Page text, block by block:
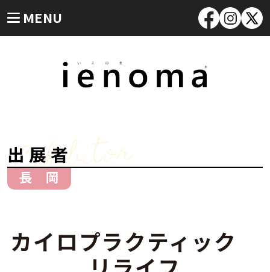
MENU
出展者
Exhibitor
長 岡
カイロプラクティック